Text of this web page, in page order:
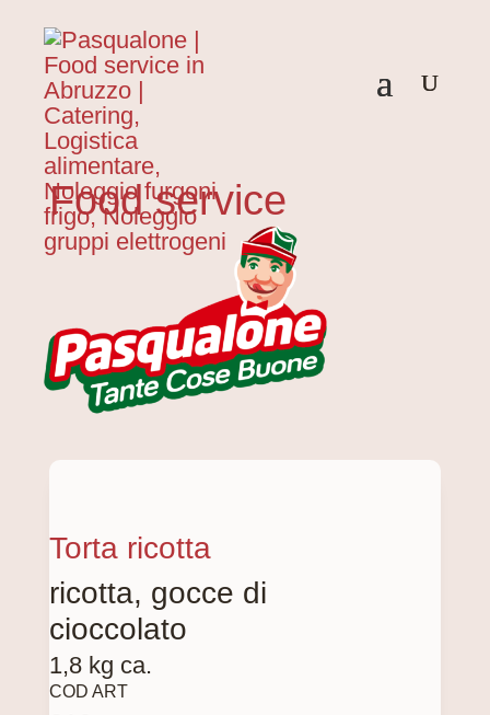
Food service
Torta ricotta
ricotta, gocce di
cioccolato
1,8 kg ca.
COD ART